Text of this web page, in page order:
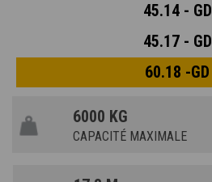
45.14 - GD
45.17 - GD
60.18 -GD
6000 KG
CAPACITÉ MAXIMALE